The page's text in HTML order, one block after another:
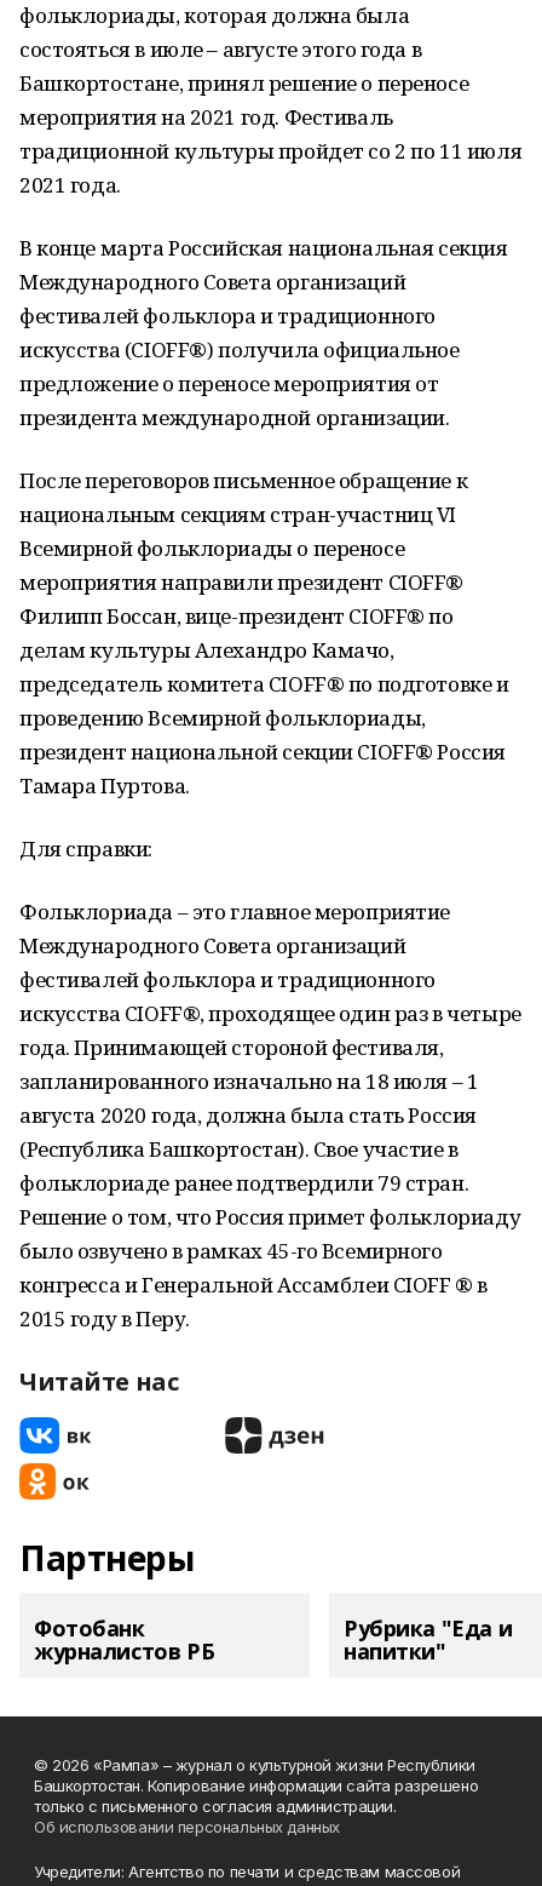
фольклориады, которая должна была
состояться в июле – августе этого года в
Башкортостане, принял решение о переносе
мероприятия на 2021 год. Фестиваль
традиционной культуры пройдет со 2 по 11 июля
2021 года.
В конце марта Российская национальная секция
Международного Совета организаций
фестивалей фольклора и традиционного
искусства (CIOFF®) получила официальное
предложение о переносе мероприятия от
президента международной организации.
После переговоров письменное обращение к
национальным секциям стран-участниц VI
Всемирной фольклориады о переносе
мероприятия направили президент CIOFF®️
Филипп Боссан, вице-президент CIOFF®️ по
делам культуры Алехандро Камачо,
председатель комитета CIOFF®️ по подготовке и
проведению Всемирной фольклориады,
президент национальной секции CIOFF®️ Россия
Тамара Пуртова.
Для справки:
Фольклориада – это главное мероприятие
Международного Совета организаций
фестивалей фольклора и традиционного
искусства CIOFF®, проходящее один раз в четыре
года. Принимающей стороной фестиваля,
запланированного изначально на 18 июля – 1
августа 2020 года, должна была стать Россия
(Республика Башкортостан). Свое участие в
фольклориаде ранее подтвердили 79 стран.
Решение о том, что Россия примет фольклориаду
было озвучено в рамках 45-го Всемирного
конгресса и Генеральной Ассамблеи CIOFF ® в
2015 году в Перу.
Читайте нас
Партнеры
Фотобанк
журналистов РБ
Рубрика "Еда и
напитки"
© 2026 «Рампа» – журнал о культурной жизни Республики
Башкортостан. Копирование информации сайта разрешено
только с письменного согласия администрации.
Об использовании персональных данных
Учредители: Агентство по печати и средствам массовой